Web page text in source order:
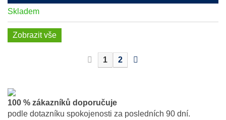
Skladem
Zobrazit vše
1 2
100 % zákazníků doporučuje
podle dotazníku spokojenosti za posledních 90 dní.